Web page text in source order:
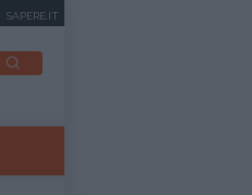
SAPERE.IT